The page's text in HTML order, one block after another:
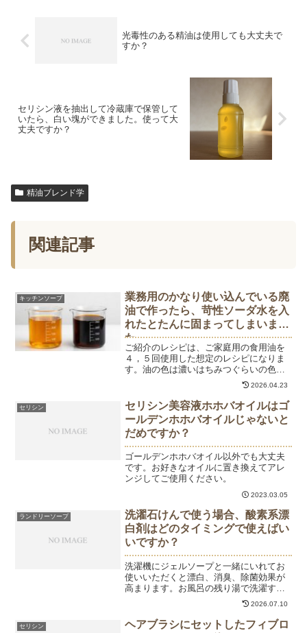
光毒性のある精油は使用しても大丈夫で
すか？
セリシン液を抽出して冷蔵庫で保管して
いたら、白い塊ができました。使って大
丈夫ですか？
精油ブレンド学
関連記事
キッチンソープ
業務用のかなり使い込んでいる廃
油で作ったら、苛性ソーダ水を入
れたとたんに固まってしまいまし
た
ご紹介のレシピは、ご家庭用の食用油を
４，５回使用した想定のレシピになりま
す。油の色は濃いはちみつぐらいの色が
目安です。さらに濃い廃油の場合は、以
下の方法を試してください。なぜ業務用
の廃油は一気に固まるのか？長期間・高
温で使われた油には、次の...
2026.04.23
セリシン
セリシン美容液ホホバオイルはゴ
ールデンホホバオイルじゃないと
だめですか？
ゴールデンホホバオイル以外でも大丈夫
です。お好きなオイルに置き換えてアレ
ンジしてご使用ください。
2023.03.05
ランドリーソープ
洗濯石けんで使う場合、酸素系漂
白剤はどのタイミングで使えばい
いですか？
洗濯機にジェルソープと一緒にいれてお
使いいただくと漂白、消臭、除菌効果が
高まります。お風呂の残り湯で洗濯する
場合はそのまま投入しても溶けますが、
冷水の場合は、ぬるま湯で溶かしてから
お使いください。
2026.07.10
セリシン
ヘアブラシにセットしたフィブロ